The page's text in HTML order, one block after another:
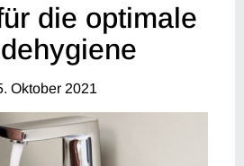
die optimale
Oktober 2021